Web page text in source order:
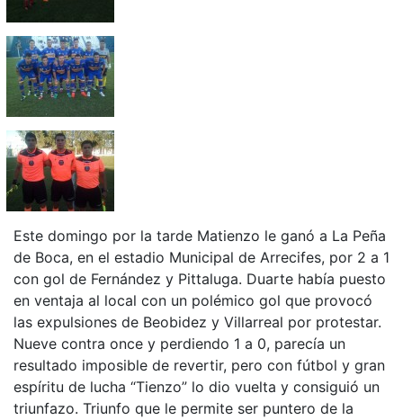
Este domingo por la tarde Matienzo le ganó a La Peña
de Boca, en el estadio Municipal de Arrecifes, por 2 a 1
con gol de Fernández y Pittaluga. Duarte había puesto
en ventaja al local con un polémico gol que provocó
las expulsiones de Beobidez y Villarreal por protestar.
Nueve contra once y perdiendo 1 a 0, parecía un
resultado imposible de revertir, pero con fútbol y gran
espíritu de lucha “Tienzo” lo dio vuelta y consiguió un
triunfazo. Triunfo que le permite ser puntero de la